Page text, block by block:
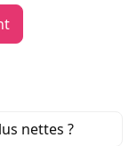
nettes ?